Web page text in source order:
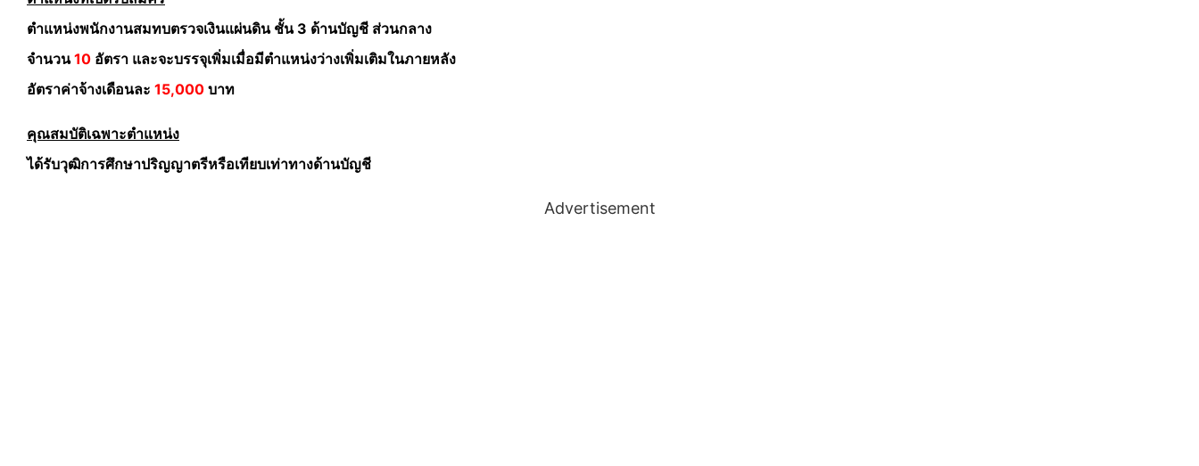
ตำแหน่งพนักงานสมทบตรวจเงินแผ่นดิน ชั้น 3 ด้านบัญชี ส่วนกลาง
จำนวน10 อัตรา และจะบรรจุเพิ่มเมื่อมีตำแหน่งว่างเพิ่มเติมในภายหลัง
อัตราค่าจ้างเดือนละ 15,000 บาท
คุณสมบัติเฉพาะตำแหน่ง
ได้รับวุฒิการศึกษาปริญญาตรีหรือเทียบเท่าทางด้านบัญชี
Advertisement